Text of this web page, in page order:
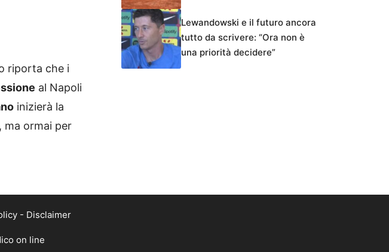
riporta che i
al Napoli
inizierà la
ma ormai per
Lewandowski e il futuro ancora
tutto da scrivere: “Ora non è
una priorità decidere”
- Disclaimer
on line